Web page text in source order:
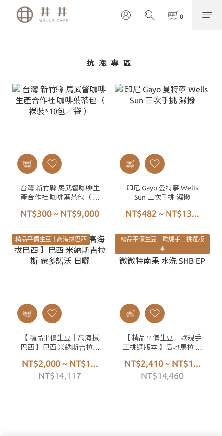
抗漲專區
台灣 新竹縣 馬武督咖啡生
產合作社 咖啡葉茶包（ 裸
NT$300 ~ NT$9,000
印尼 Gayo 曼特寧 Wells
Sun 三次手挑 濕撥
NT$482 ~ NT$13...
精品平價生豆｜高海拔巴西
【 精品平價生豆｜高海拔
巴西 】巴西 米納斯吉拉斯
NT$2,000 ~ NT$1...
NT$14,117
精品平價生豆｜歐規手工挑選版
本
【 精品平價生豆｜歐規手
工挑選版本 】瓜地馬拉 微
NT$2,410 ~ NT$1...
NT$14,460